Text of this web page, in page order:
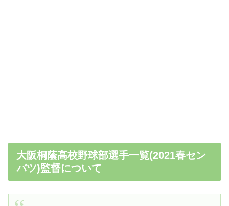
大阪桐蔭高校野球部選手一覧(2021春セン
バツ)監督について